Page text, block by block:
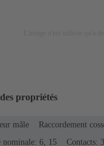
propriétés
mâle
Raccordement
nominale: 6, 15
Contacts: